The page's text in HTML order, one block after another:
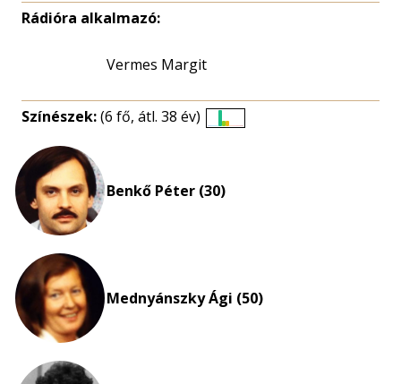
Rádióra alkalmazó:
Vermes Margit
Színészek:(6 fő, átl. 38 év)
Benkő Péter (30)
Mednyánszky Ági (50)